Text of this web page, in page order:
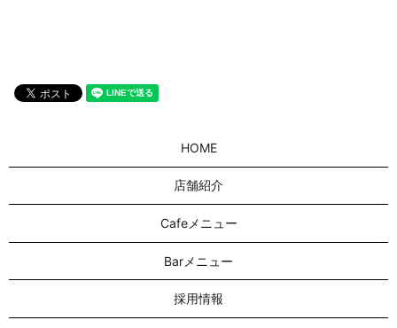
HOME
店舗紹介
Cafeメニュー
Barメニュー
採用情報